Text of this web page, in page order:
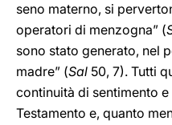
seno materno, si
operatori di menzogna” (
sono stato generato, nel
madre” (Sal 50, 7). Tutti
continuità di sentimento e
Testamento e, quanto